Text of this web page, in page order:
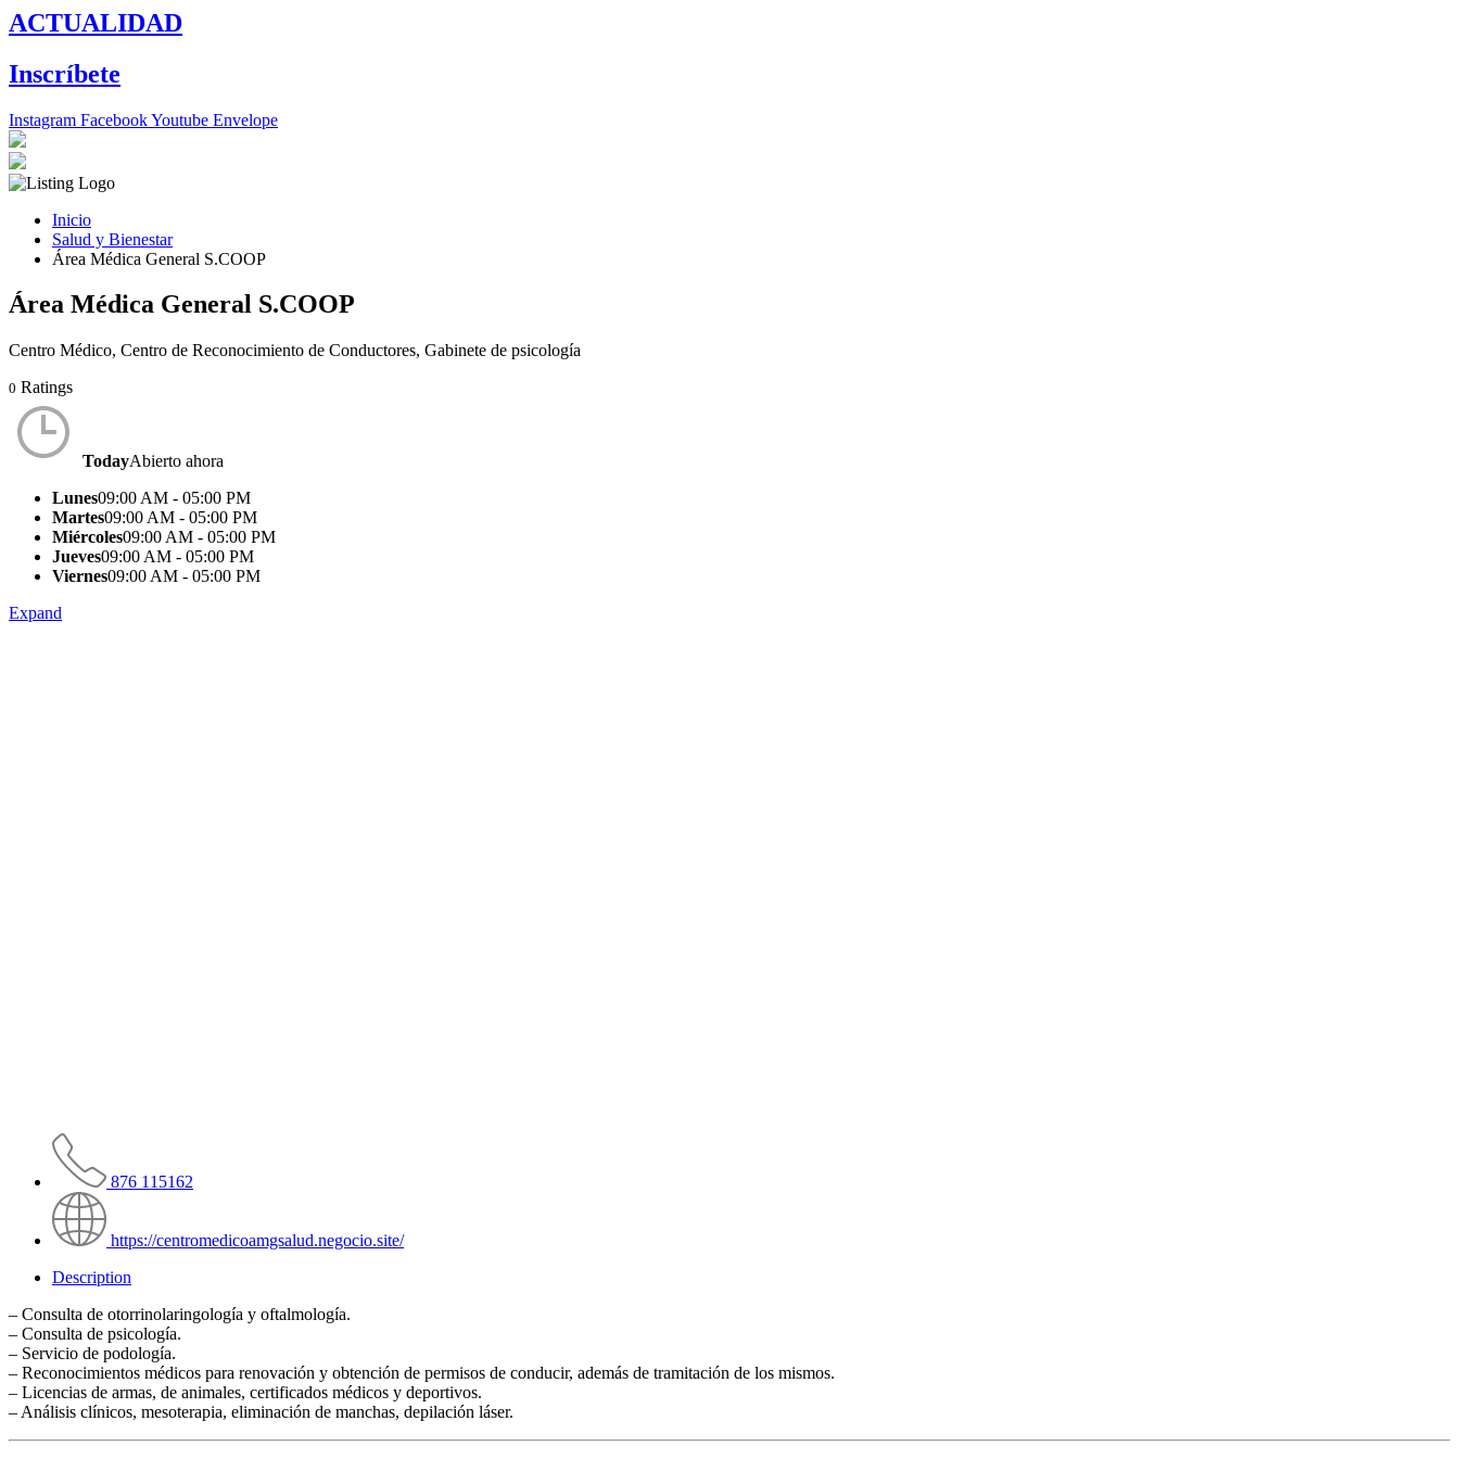
ACTUALIDAD
Inscríbete
Instagram FacebookYoutube Envelope
Inicio
Salud y Bienestar
Área Médica General S.COOP
Área Médica General S.COOP
Centro Médico, Centro de Reconocimiento de Conductores, Gabinete de psicología
0 Ratings
TodayAbierto ahora
Lunes09:00 AM - 05:00 PM
Martes09:00 AM - 05:00 PM
Miércoles09:00 AM - 05:00 PM
Jueves09:00 AM - 05:00 PM
Viernes09:00 AM - 05:00 PM
Expand
876 115162
https://centromedicoamgsalud.negocio.site/
Description
– Consulta de otorrinolaringología y oftalmología.
– Consulta de psicología.
– Servicio de podología.
– Reconocimientos médicos para renovación y obtención de permisos de conducir, además de tramitación de los mismos.
– Licencias de armas, de animales, certificados médicos y deportivos.
– Análisis clínicos, mesoterapia, eliminación de manchas, depilación láser.